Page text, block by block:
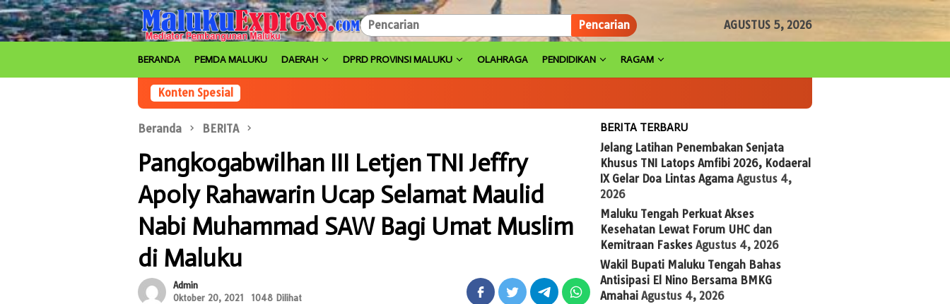
Loncat
ke
konten
Pencarian AGUSTUS 5, 2026
BERANDA PEMDA MALUKU DAERAH DPRD PROVINSI MALUKU OLAHRAGA PENDIDIKAN RAGAM
Konten Spesial
Beranda BERITA
Pangkogabwilhan III Letjen TNI Jeffry
Apoly Rahawarin Ucap Selamat Maulid
Nabi Muhammad SAW Bagi Umat Muslim
di Maluku
Admin
Oktober 20, 2021
1048 Dilihat
BERITA TERBARU
Jelang Latihan Penembakan Senjata
Khusus TNI Latops Amfibi 2026, Kodaeral
IX Gelar Doa Lintas Agama Agustus 4,
2026
Maluku Tengah Perkuat Akses
Kesehatan Lewat Forum UHC dan
Kemitraan Faskes Agustus 4, 2026
Wakil Bupati Maluku Tengah Bahas
Antisipasi El Nino Bersama BMKG
Amahai Agustus 4, 2026